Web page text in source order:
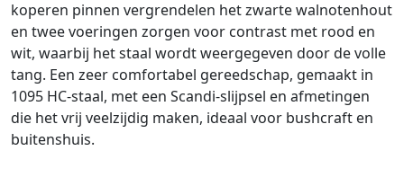
koperen pinnen vergrendelen het zwarte walnotenhout
en twee voeringen zorgen voor contrast met rood en
wit, waarbij het staal wordt weergegeven door de volle
tang. Een zeer comfortabel gereedschap, gemaakt in
1095 HC-staal, met een Scandi-slijpsel en afmetingen
die het vrij veelzijdig maken, ideaal voor bushcraft en
buitenshuis.